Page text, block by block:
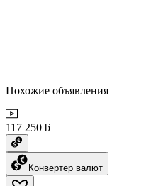
Похожие объявления
117 250 ƃ
Конвертер валют